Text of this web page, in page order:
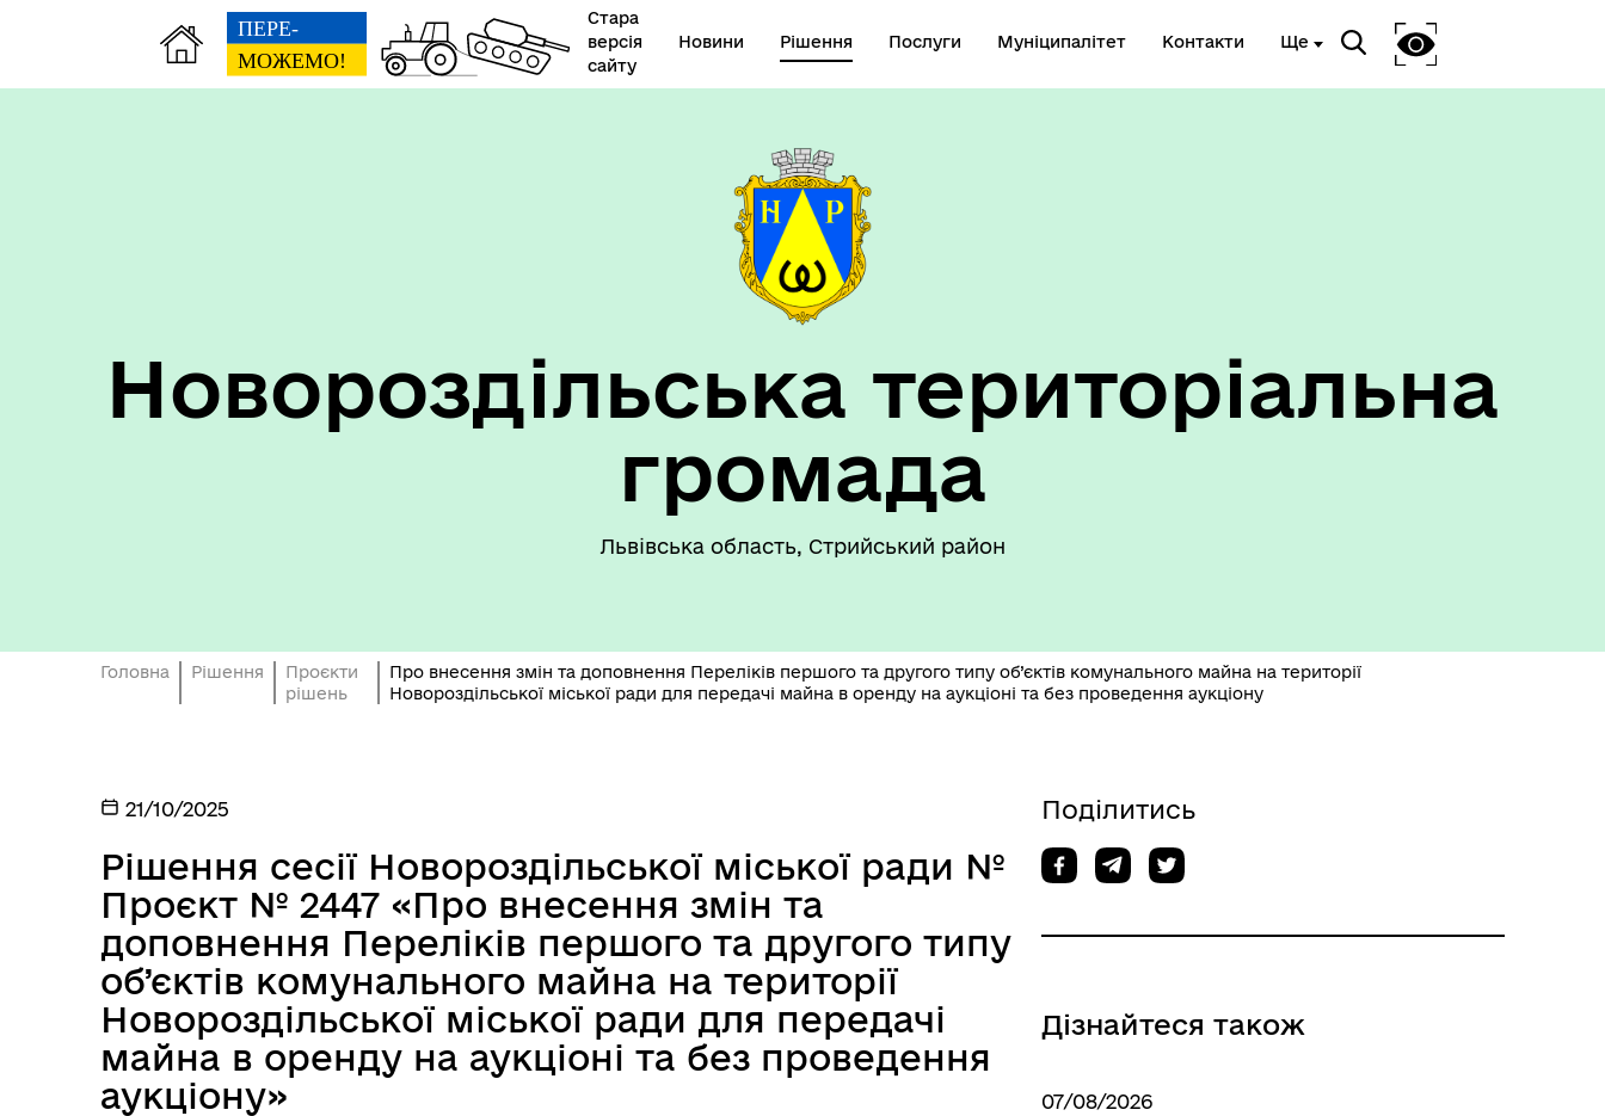
Стара
версія
сайту
Новини Рішення Послуги Муніципалітет Контакти Ще
Контакти та розпорядок
НОВОРОЗДІЛЬСЬКОЇ
ТЕРИТОРІАЛЬНОЇ ГРОМАДИ
Діяльність
"Воєнний ( Надзвичайний)
Новороздільська територіальна
громада
Львівська область, Стрийський район
Головна Рішення
Проєкти
рішень
Про внесення змін та доповнення Переліків першого та другого типу об’єктів комунального майна на території
Новороздільської міської ради для передачі майна в оренду на аукціоні та без проведення аукціону
21/10/2025
Рішення сесії Новороздільської міської ради №
Проєкт № 2447 «Про внесення змін та
доповнення Переліків першого та другого типу
об’єктів комунального майна на території
Новороздільської міської ради для передачі
майна в оренду на аукціоні та без проведення
аукціону»
Поділитись
Дізнайтеся також
07/08/2026